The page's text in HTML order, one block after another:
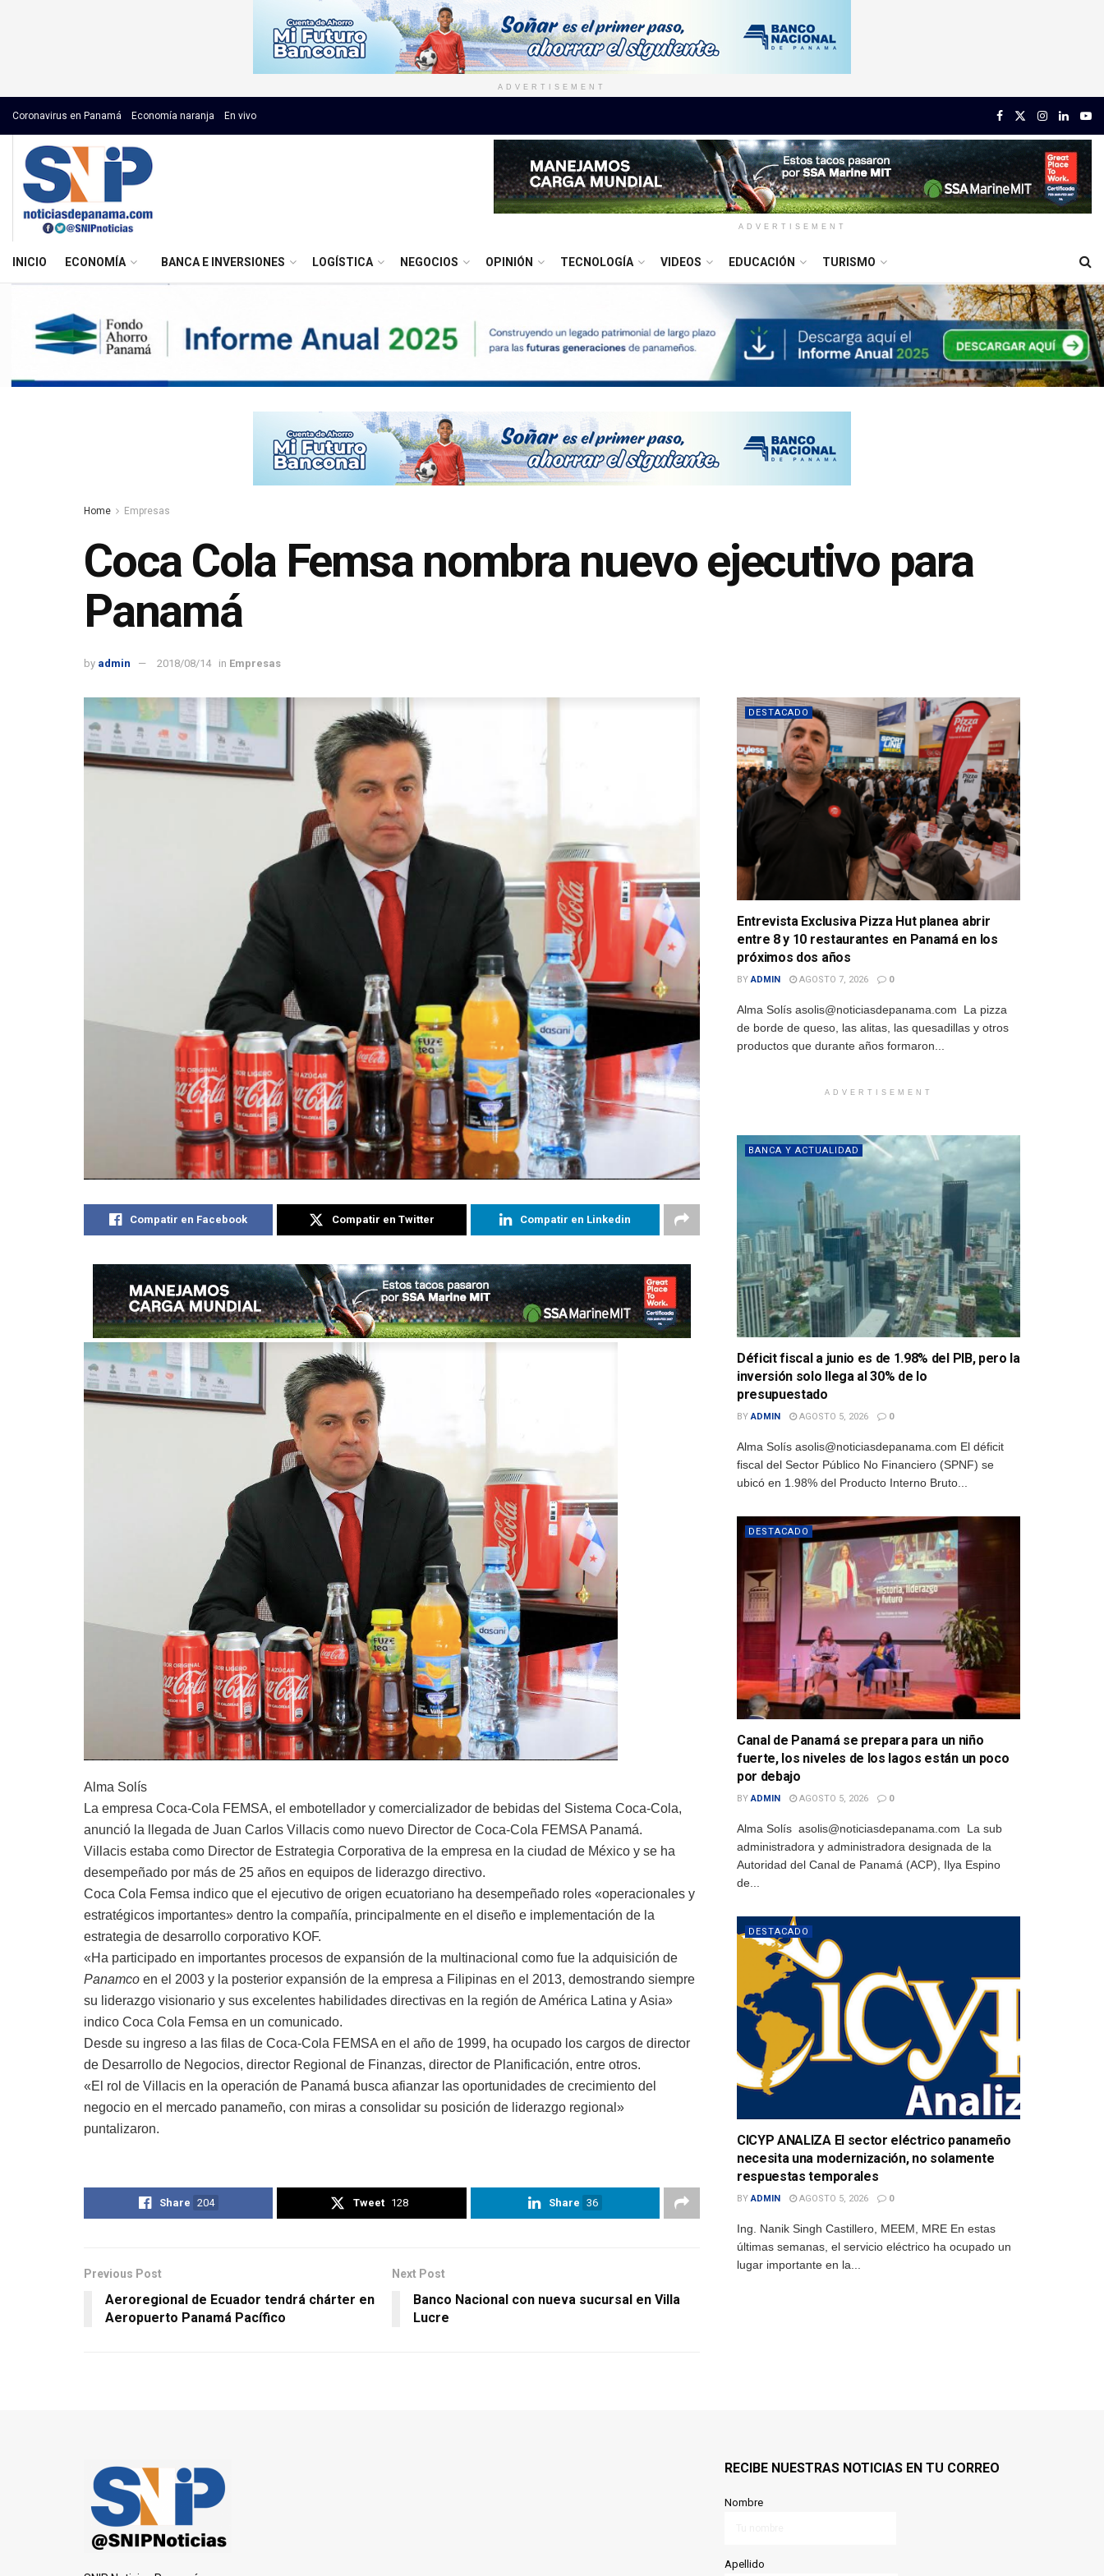
ADVERTISEMENT
Coronavirus en Panamá Economía naranja En vivo
ADVERTISEMENT
INICIO ECONOMÍA BANCA E INVERSIONES LOGÍSTICA NEGOCIOS OPINIÓN TECNOLOGÍA VIDEOS EDUCACIÓN TURISMO
Home Empresas
Coca Cola Femsa nombra nuevo ejecutivo para
Panamá
by admin 2018/08/14 in Empresas
Compatir en Facebook Compatir en Twitter Compatir en Linkedin
Alma Solís
La empresa Coca-Cola FEMSA, el embotellador y comercializador de bebidas del Sistema Coca-Cola,
anunció la llegada de Juan Carlos Villacis como nuevo Director de Coca-Cola FEMSA Panamá.
Villacis estaba como Director de Estrategia Corporativa de la empresa en la ciudad de México y se ha
desempeñado por más de 25 años en equipos de liderazgo directivo.
Coca Cola Femsa indico que el ejecutivo de origen ecuatoriano ha desempeñado roles «operacionales y
estratégicos importantes» dentro la compañía, principalmente en el diseño e implementación de la
estrategia de desarrollo corporativo KOF.
«Ha participado en importantes procesos de expansión de la multinacional como fue la adquisición de
Panamco en el 2003 y la posterior expansión de la empresa a Filipinas en el 2013, demostrando siempre
su liderazgo visionario y sus excelentes habilidades directivas en la región de América Latina y Asia»
indico Coca Cola Femsa en un comunicado.
Desde su ingreso a las filas de Coca-Cola FEMSA en el año de 1999, ha ocupado los cargos de director
de Desarrollo de Negocios, director Regional de Finanzas, director de Planificación, entre otros.
«El rol de Villacis en la operación de Panamá busca afianzar las oportunidades de crecimiento del
negocio en el mercado panameño, con miras a consolidar su posición de liderazgo regional»
puntalizaron.
Share 204 Tweet 128 Share 36
Previous Post
Aeroregional de Ecuador tendrá chárter en
Aeropuerto Panamá Pacífico
Next Post
Banco Nacional con nueva sucursal en Villa
Lucre
DESTACADO
Entrevista Exclusiva Pizza Hut planea abrir
entre 8 y 10 restaurantes en Panamá en los
próximos dos años
BY ADMIN AGOSTO 7, 2026 0
Alma Solís asolis@noticiasdepanama.com La pizza
de borde de queso, las alitas, las quesadillas y otros
productos que durante años formaron...
ADVERTISEMENT
BANCA Y ACTUALIDAD
Déficit fiscal a junio es de 1.98% del PIB, pero la
inversión solo llega al 30% de lo
presupuestado
BY ADMIN AGOSTO 5, 2026 0
Alma Solís asolis@noticiasdepanama.com El déficit
fiscal del Sector Público No Financiero (SPNF) se
ubicó en 1.98% del Producto Interno Bruto...
DESTACADO
Canal de Panamá se prepara para un niño
fuerte, los niveles de los lagos están un poco
por debajo
BY ADMIN AGOSTO 5, 2026 0
Alma Solís asolis@noticiasdepanama.com La sub
administradora y administradora designada de la
Autoridad del Canal de Panamá (ACP), Ilya Espino
de...
DESTACADO
CICYP ANALIZA El sector eléctrico panameño
necesita una modernización, no solamente
respuestas temporales
BY ADMIN AGOSTO 5, 2026 0
Ing. Nanik Singh Castillero, MEEM, MRE En estas
últimas semanas, el servicio eléctrico ha ocupado un
lugar importante en la...
RECIBE NUESTRAS NOTICIAS EN TU CORREO
Nombre
Apellido